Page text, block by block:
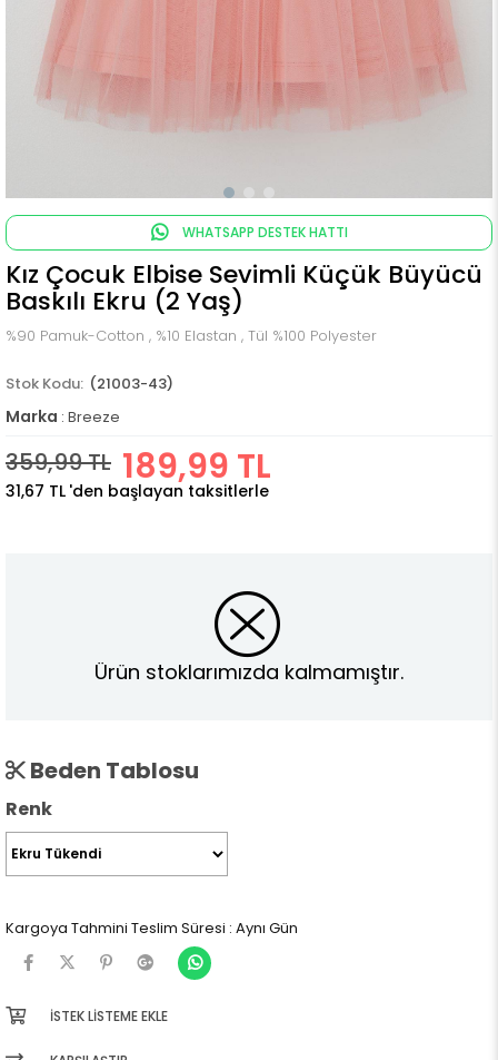
WHATSAPP DESTEK HATTI
Kız Çocuk Elbise Sevimli Küçük Büyücü
Baskılı Ekru (2 Yaş)
%90 Pamuk-Cotton , %10 Elastan , Tül %100 Polyester
(21003-43)
Marka : Breeze
359,99 TL 189,99 TL
31,67 TL 'den başlayan taksitlerle
Ürün stoklarımızda kalmamıştır.
Beden Tablosu
Renk
Kargoya Tahmini Teslim Süresi : Aynı Gün
İSTEK LISTEME EKLE